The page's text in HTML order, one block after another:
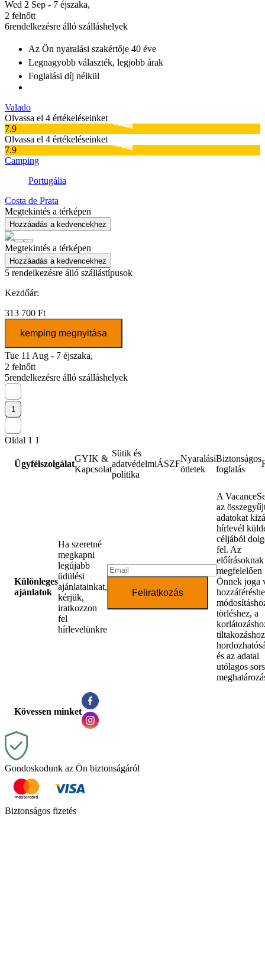
Wed 2 Sep - 7 éjszaka,
2 felnőtt
6rendelkezésre álló szálláshelyek
Az Ön nyaralási szakértője 40 éve
Legnagyobb választék, legjobb árak
Foglalási díj nélkül
Valado
Olvassa el 4 értékeléseinket
7.9
Olvassa el 4 értékeléseinket
7.9
Camping
Portugália
Costa de Prata
Megtekintés a térképen
Hozzáadás a kedvencekhez
Megtekintés a térképen
Hozzáadás a kedvencekhez
5 rendelkezésre álló szállástípusok
Kezdőár:
313 700 Ft
kemping megnyitása
Tue 11 Aug - 7 éjszaka,
2 felnőtt
5rendelkezésre álló szálláshelyek
1
Oldal 1 1
Ügyfélszolgálat
GYIK &
Kapcsolat
Sütik és
adatvédelmi
politika
ÁSZF
Nyaralási
ötletek
Biztonságos
foglalás
Különleges
ajánlatok
Ha szeretné
megkapni
legújabb
üdülési
ajánlatainkat,
kérjük,
iratkozzon
fel
hírlevelünkre
Feliratkozás
A
az
adatokat
hírlevél
céljából
fel. Az
előírásoknak
megfelelően
Önnek joga
törléshez, a
és az adatai
utólagos
Kövessen minket
Gondoskodunk az Ön biztonságáról
Biztonságos fizetés